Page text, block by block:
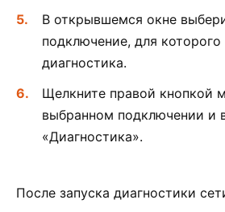
В открывшемся окне
подключение, для которого
диагностика.
Щелкните правой кнопкой
выбранном подключении и
«Диагностика».
После запуска диагностики